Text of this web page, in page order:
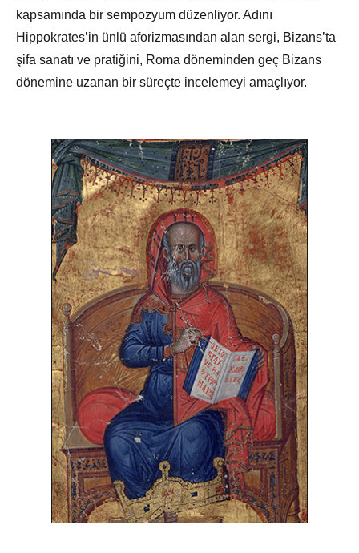
kapsamında bir sempozyum düzenliyor. Adını
Hippokrates’in ünlü aforizmasından alan sergi, Bizans’ta
şifa sanatı ve pratiğini, Roma döneminden geç Bizans
dönemine uzanan bir süreçte incelemeyi amaçlıyor.